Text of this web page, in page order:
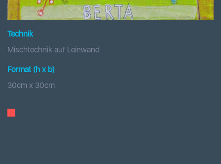
Technik
Mischtechnik auf Leinwand
Format (h x b)
30cm x 30cm